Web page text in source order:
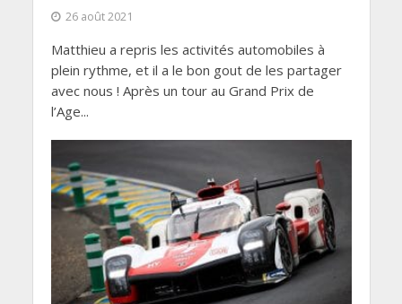
26 août 2021
Matthieu a repris les activités automobiles à
plein rythme, et il a le bon gout de les partager
avec nous ! Après un tour au Grand Prix de
l’Age...